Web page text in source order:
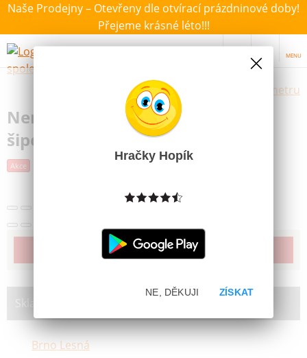
Naše Prodejny – Otevřeny dle otvírací prázdninové doby!
Přejeme krásné léto!!!
MENU
Výběr hraček dle zvoleného parametru
Nerf Elite 2.0 Trailblazer RD-8 16
šipek
Akce Další obrázky
Produkt již bohužel není dostupný
Brno Lesná
Hračky Hopík
ZÍSKAT
NE, DĚKUJI